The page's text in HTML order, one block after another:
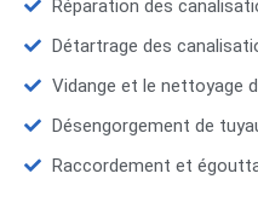
Réparation des
Détartrage des
Vidange et le nettoyage
Désengorgement de
Raccordement et